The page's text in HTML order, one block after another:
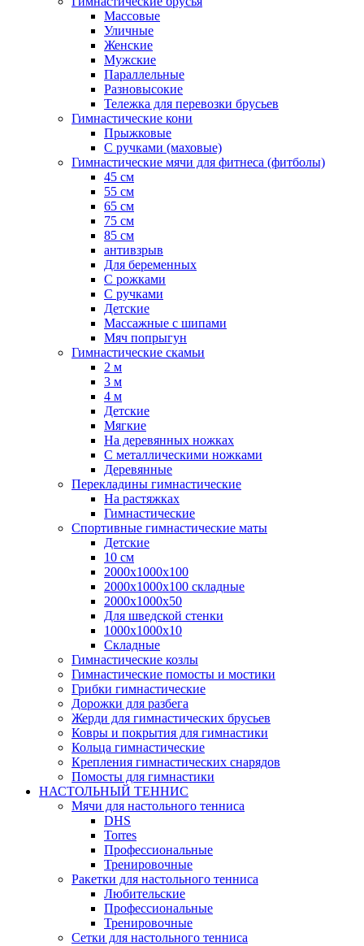
Массовые
Уличные
Женские
Мужские
Параллельные
Разновысокие
Тележка для перевозки брусьев
Гимнастические кони
Прыжковые
С ручками (маховые)
Гимнастические мячи для фитнеса (фитболы)
45 см
55 см
65 см
75 см
85 см
антивзрыв
Для беременных
С рожками
С ручками
Детские
Массажные с шипами
Мяч попрыгун
Гимнастические скамьи
2 м
3 м
4 м
Детские
Мягкие
На деревянных ножках
С металлическими ножками
Деревянные
Перекладины гимнастические
На растяжках
Гимнастические
Спортивные гимнастические маты
Детские
10 см
2000х1000х100
2000х1000х100 складные
2000х1000х50
Для шведской стенки
1000х1000х10
Складные
Гимнастические козлы
Гимнастические помосты и мостики
Грибки гимнастические
Дорожки для разбега
Жерди для гимнастических брусьев
Ковры и покрытия для гимнастики
Кольца гимнастические
Крепления гимнастических снарядов
Помосты для гимнастики
НАСТОЛЬНЫЙ ТЕННИС
Мячи для настольного тенниса
DHS
Torres
Профессиональные
Тренировочные
Ракетки для настольного тенниса
Любительские
Профессиональные
Тренировочные
Сетки для настольного тенниса